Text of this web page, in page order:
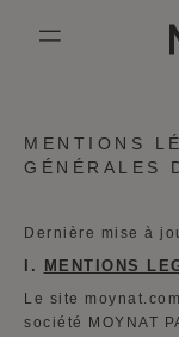
mobile_menu
MENTIONS
GÉNÉRALES
Dernière mise à
I. MENTIONS
Le site
société MOYNAT
KASING
DUO BB
GABRIELLE
OUR
ANGLAIS
CHINOIS